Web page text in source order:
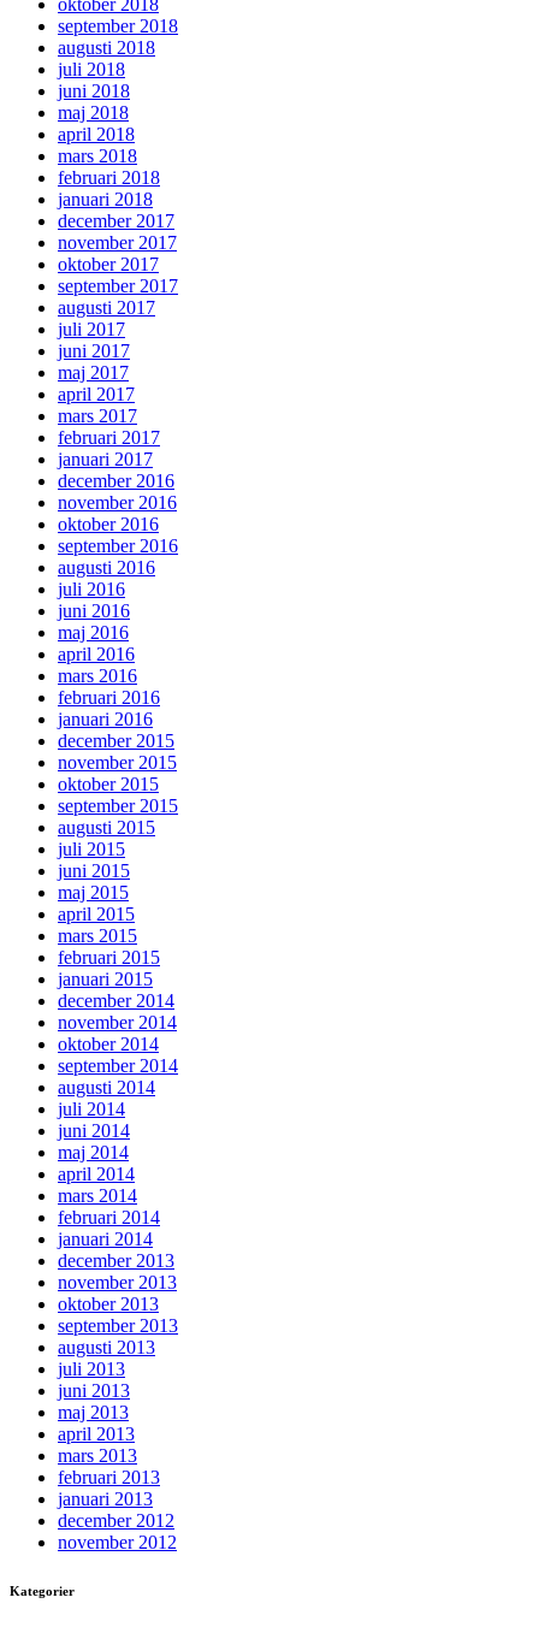
oktober 2018
september 2018
augusti 2018
juli 2018
juni 2018
maj 2018
april 2018
mars 2018
februari 2018
januari 2018
december 2017
november 2017
oktober 2017
september 2017
augusti 2017
juli 2017
juni 2017
maj 2017
april 2017
mars 2017
februari 2017
januari 2017
december 2016
november 2016
oktober 2016
september 2016
augusti 2016
juli 2016
juni 2016
maj 2016
april 2016
mars 2016
februari 2016
januari 2016
december 2015
november 2015
oktober 2015
september 2015
augusti 2015
juli 2015
juni 2015
maj 2015
april 2015
mars 2015
februari 2015
januari 2015
december 2014
november 2014
oktober 2014
september 2014
augusti 2014
juli 2014
juni 2014
maj 2014
april 2014
mars 2014
februari 2014
januari 2014
december 2013
november 2013
oktober 2013
september 2013
augusti 2013
juli 2013
juni 2013
maj 2013
april 2013
mars 2013
februari 2013
januari 2013
december 2012
november 2012
Kategorier